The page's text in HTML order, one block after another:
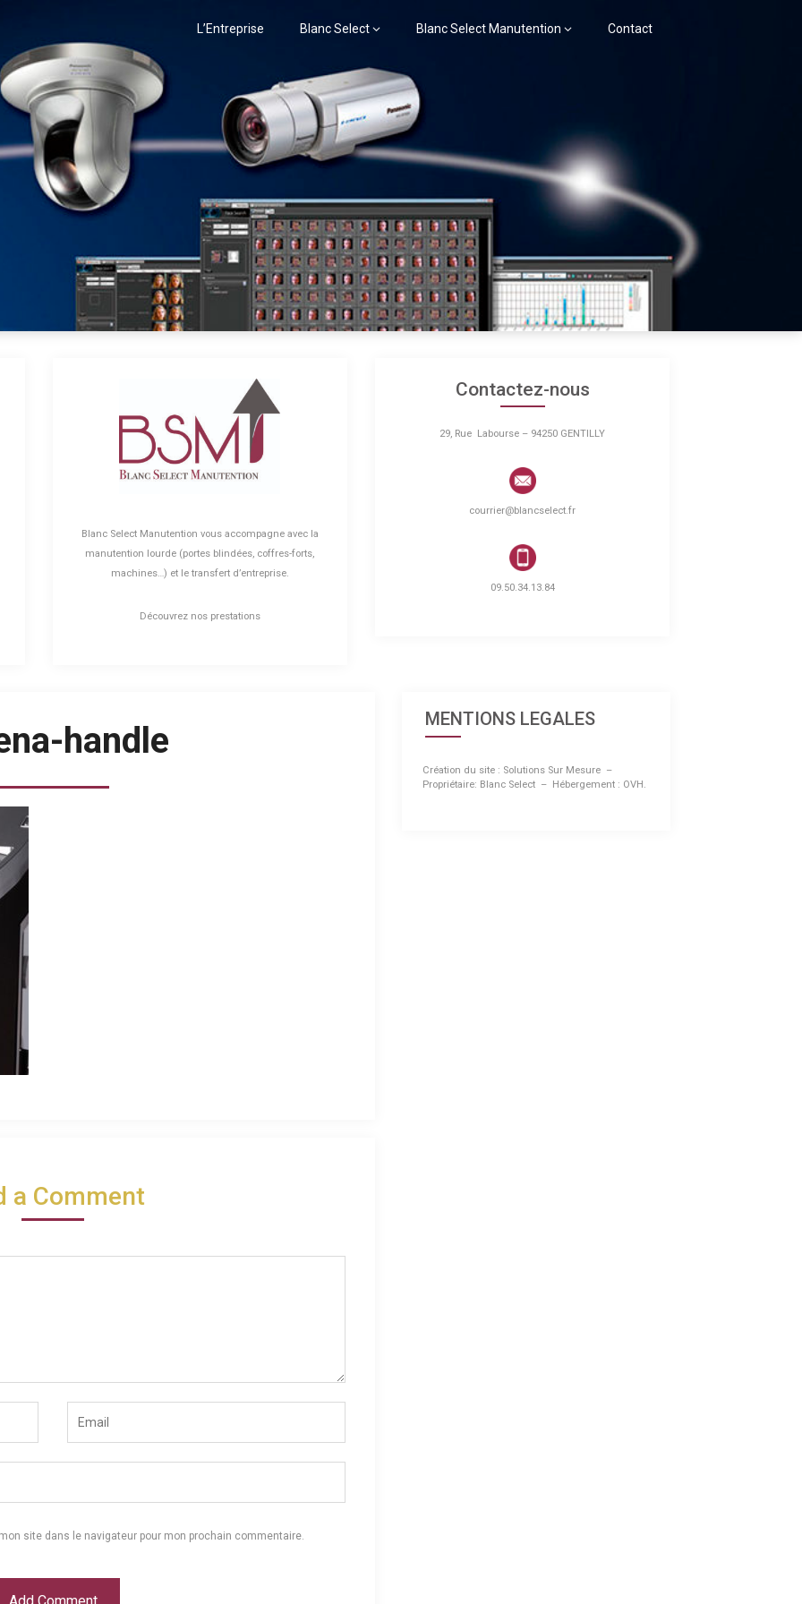
L’Entreprise Blanc Select Blanc Select Manutention Contact
Blanc Select Manutention vous accompagne avec la
manutention lourde (portes blindées, coffres-forts,
machines…) et le transfert d’entreprise.
Découvrez nos prestations
Contactez-nous
29, Rue Labourse – 94250 GENTILLY
courrier@blancselect.fr
09.50.34.13.84
handle
a Comment
site dans le navigateur pour mon prochain commentaire.
MENTIONS LEGALES
Création du site : Solutions Sur Mesure –
Propriétaire: Blanc Select – Hébergement : OVH.